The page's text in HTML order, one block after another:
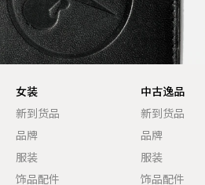
女装
新到货品
品牌
服装
饰品配件
中古逸品
新到货品
品牌
服装
饰品配件